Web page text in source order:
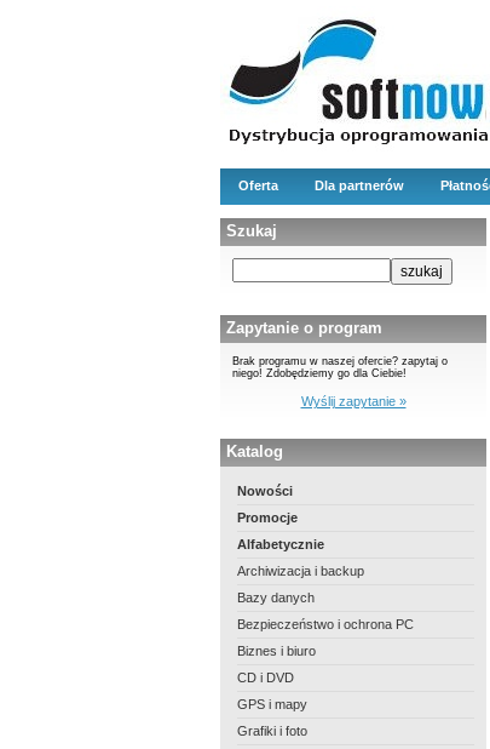
Oferta Dla partnerów
Szukaj
Zapytanie o program
Brak programu w naszej ofercie? zapytaj o
niego! Zdobędziemy go dla Ciebie!
Wyślij zapytanie »
Katalog
Nowości
Promocje
Alfabetycznie
Archiwizacja i backup
Bazy danych
Bezpieczeństwo i ochrona PC
Biznes i biuro
CD i DVD
GPS i mapy
Grafiki i foto